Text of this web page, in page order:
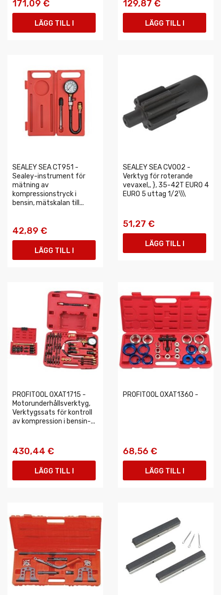
171,09 €
LÄGG TILL I
129,87 €
LÄGG TILL I
SEALEY SEA CT951 -
Sealey-instrument för
mätning av
kompressionstryck i
bensin, mätskalan till...
42,89 €
LÄGG TILL I
SEALEY SEA CV002 -
Verktyg för roterande
vevaxel,, }, 35-42T EURO 4
EURO 5 uttag 1/2\\\
51,27 €
LÄGG TILL I
PROFITOOL 0XAT1715 -
Motorunderhållsverktyg,
Verktygssats för kontroll
av kompression i bensin-...
430,44 €
LÄGG TILL I
PROFITOOL 0XAT1360 -
68,56 €
LÄGG TILL I